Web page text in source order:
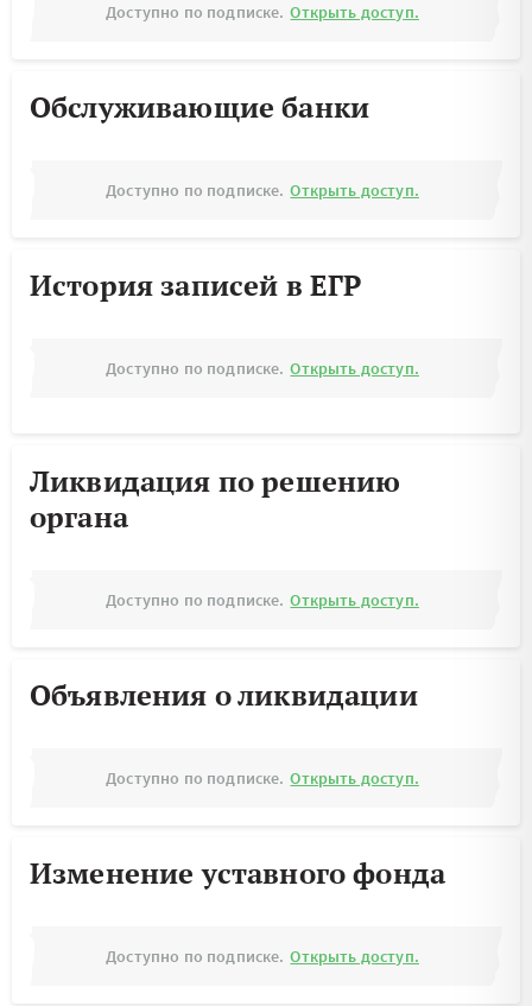
Доступно по подписке. Открыть доступ.
Обслуживающие банки
Доступно по подписке. Открыть доступ.
История записей в ЕГР
Доступно по подписке. Открыть доступ.
Ликвидация по решению
органа
Доступно по подписке. Открыть доступ.
Объявления о ликвидации
Доступно по подписке. Открыть доступ.
Изменение уставного фонда
Доступно по подписке. Открыть доступ.